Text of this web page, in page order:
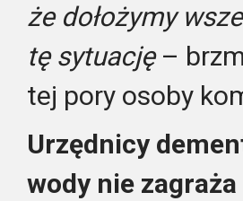
że dołożymy
tę sytuację–
tej pory osoby
Urzędnicy
wody nie